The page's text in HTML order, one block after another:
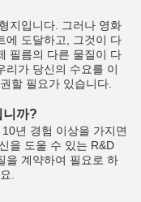
지입니다. 그러나 영화
에 도달하고, 그것이 다
필름의 다른 물질이 다
리가 당신의 수요를 이
할 필요가 있습니다.
니까?
년 경험 이상을 가지면
을 도울 수 있는 R&D
을 계약하여 필요로 하
.